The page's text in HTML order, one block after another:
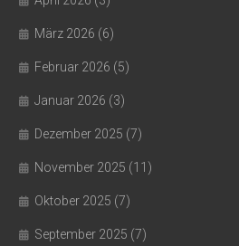
März 2026 (6)
Februar 2026 (5)
Januar 2026 (3)
Dezember 2025 (7)
November 2025 (11)
Oktober 2025 (7)
September 2025 (7)